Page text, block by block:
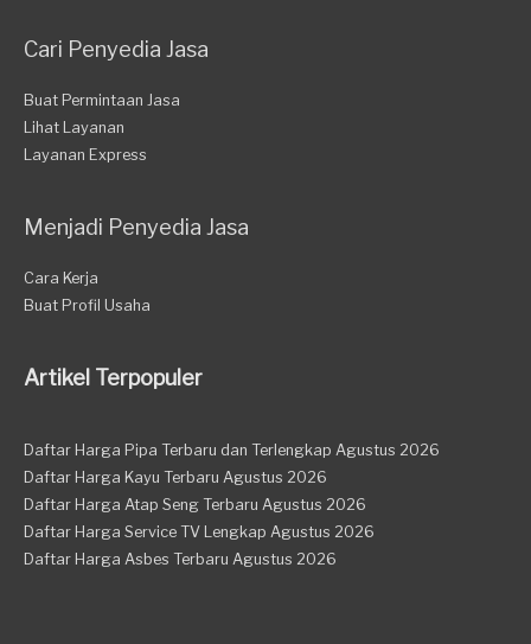
Cari Penyedia Jasa
Buat Permintaan Jasa
Lihat Layanan
Layanan Express
Menjadi Penyedia Jasa
Cara Kerja
Buat Profil Usaha
Artikel Terpopuler
Daftar Harga Pipa Terbaru dan Terlengkap Agustus 2026
Daftar Harga Kayu Terbaru Agustus 2026
Daftar Harga Atap Seng Terbaru Agustus 2026
Daftar Harga Service TV Lengkap Agustus 2026
Daftar Harga Asbes Terbaru Agustus 2026